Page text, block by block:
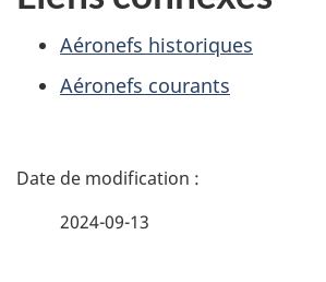
Aéronefs historiques
Aéronefs courants
D
2024-09-13